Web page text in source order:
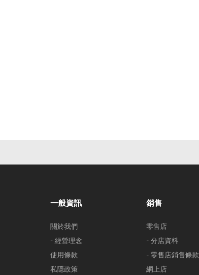
一般資訊
關於我們
- 經營理念
使用條款
私隱政策
銷售
零售店
- 分店資料
- 零售店銷售條款
網上店